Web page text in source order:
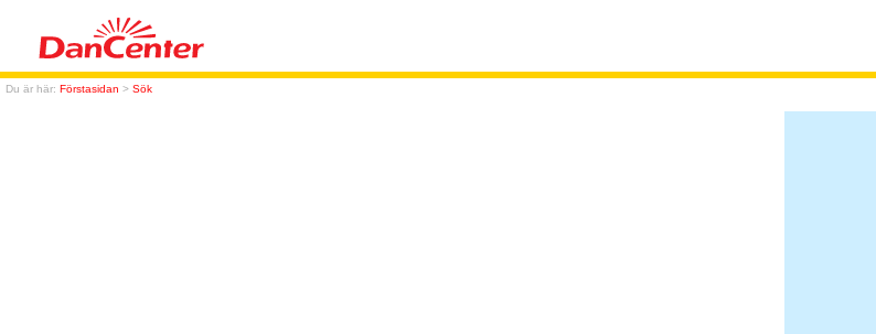
Du är här: Förstasidan > Sök